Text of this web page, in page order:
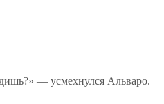
— усмехнулся Альваро.